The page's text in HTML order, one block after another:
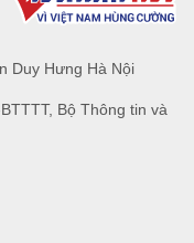
Duy Hưng Hà Nội
Bộ Thông tin và